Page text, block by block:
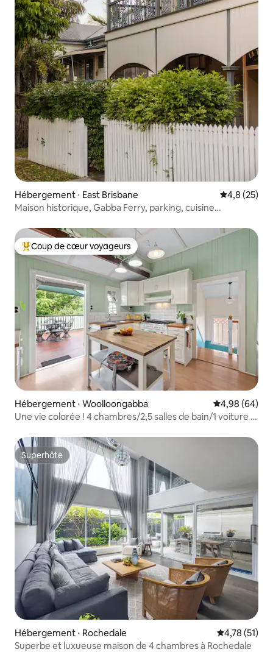
Hébergement ⋅ East Brisbane Évaluation
4,8 (25)
Maison historique, Gabba Ferry, parking, cuisine
Coups de cœur voyageurs les plus appréciés
Coup de cœur voyageurs
Hébergement ⋅ Woolloongabba Évaluation
4,98 (64)
Une vie colorée ! 4 chambres/2,5 salles de bain/1 voiture ~
Superhôte
Superhôte
Hébergement ⋅ Rochedale Évaluation
4,78 (51)
Superbe et luxueuse maison de 4 chambres à Rochedale